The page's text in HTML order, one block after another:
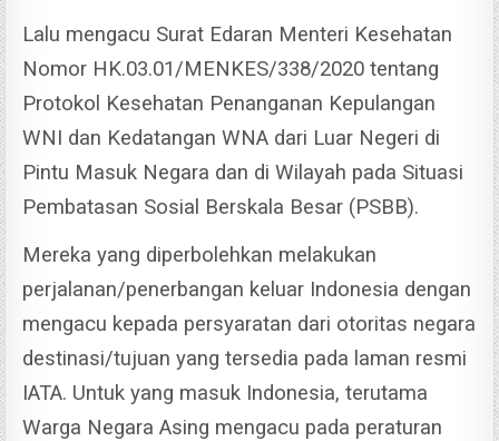
Lalu mengacu Surat Edaran Menteri Kesehatan
Nomor HK.03.01/MENKES/338/2020 tentang
Protokol Kesehatan Penanganan Kepulangan
WNI dan Kedatangan WNA dari Luar Negeri di
Pintu Masuk Negara dan di Wilayah pada Situasi
Pembatasan Sosial Berskala Besar (PSBB).
Mereka yang diperbolehkan melakukan
perjalanan/penerbangan keluar Indonesia dengan
mengacu kepada persyaratan dari otoritas negara
destinasi/tujuan yang tersedia pada laman resmi
IATA. Untuk yang masuk Indonesia, terutama
Warga Negara Asing mengacu pada peraturan